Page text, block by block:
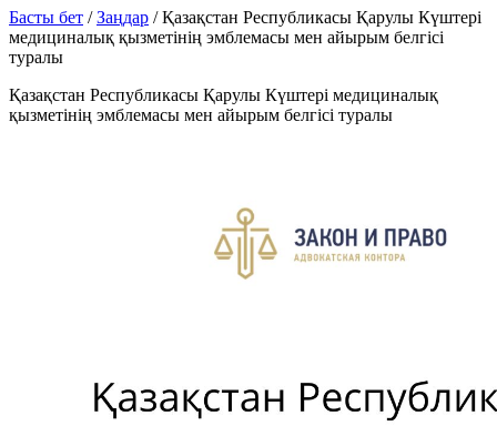
Басты бет /Заңдар /Қазақстан Республикасы Қарулы Күштері
медициналық қызметінің эмблемасы мен айырым белгісі
туралы
Қазақстан Республикасы Қарулы Күштері медициналық
қызметінің эмблемасы мен айырым белгісі туралы